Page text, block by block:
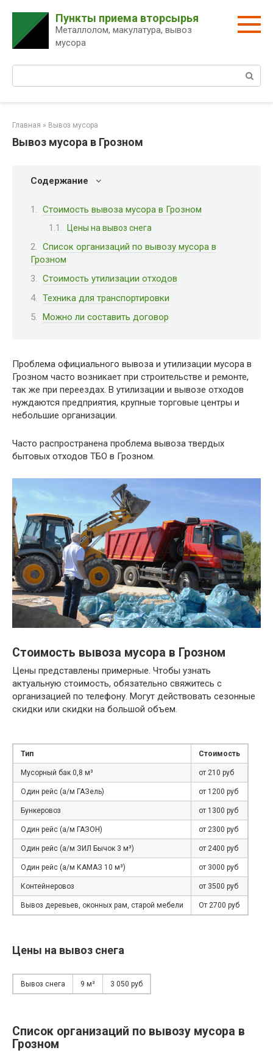
контенту
Пункты приема вторсырья
Металлолом, макулатура, вывоз
мусора
Главная » Вывоз мусора
Вывоз мусора в Грозном
Содержание
Стоимость вывоза мусора в Грозном
Цены на вывоз снега
Список организаций по вывозу мусора в
Грозном
Стоимость утилизации отходов
Техника для транспортировки
Можно ли составить договор
Проблема официального вывоза и утилизации мусора в
Грозном часто возникает при строительстве и ремонте,
так же при переездах. В утилизации и вывозе отходов
нуждаются предприятия, крупные торговые центры и
небольшие организации.
Часто распространена проблема вывоза твердых
бытовых отходов ТБО в Грозном.
Стоимость вывоза мусора в Грозном
Цены представлены примерные. Чтобы узнать
актуальную стоимость, обязательно свяжитесь с
организацией по телефону. Могут действовать сезонные
скидки или скидки на большой объем.
Тип Стоимость
Мусорный бак 0,8 м³ от 210 руб
Один рейс (а/м ГАЗель) от 1200 руб
Бункеровоз от 1300 руб
Один рейс (а/м ГАЗОН) от 2300 руб
Один рейс (а/м ЗИЛ Бычок 3 м³) от 2400 руб
Один рейс (а/м КАМАЗ 10 м³) от 3000 руб
Контейнеровоз от 3500 руб
Вывоз деревьев, оконных рам, старой мебели От 2700 руб
Цены на вывоз снега
Вывоз снега 9 м³ 3 050 руб
Список организаций по вывозу мусора в
Грозном